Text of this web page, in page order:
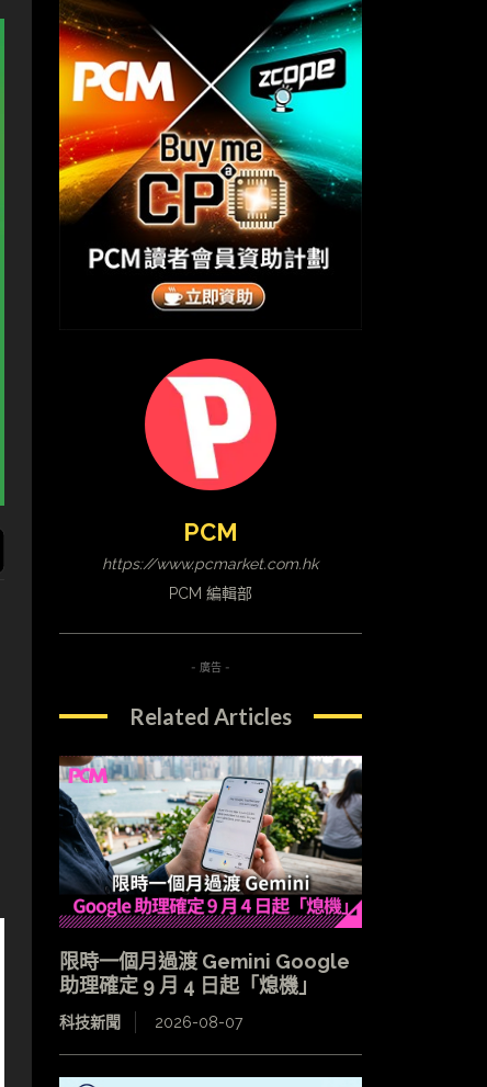
PCM
https://www.pcmarket.com.hk
PCM 編輯部
- 廣告 -
Related Articles
限時一個月過渡 Gemini Google
助理確定 9 月 4 日起「熄機」
科技新聞 2026-08-07